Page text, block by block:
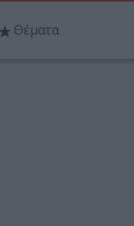
Θέματα